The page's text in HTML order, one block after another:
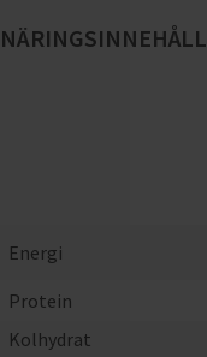
NÄRINGSINNEHÅLL
Energi
Protein
Kolhydrat